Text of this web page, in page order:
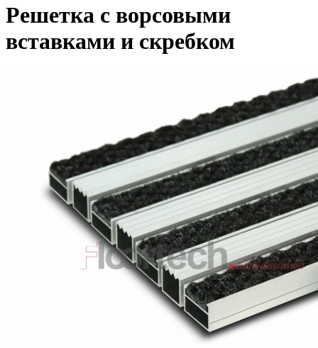
Решетка с ворсовыми
вставками и скребком